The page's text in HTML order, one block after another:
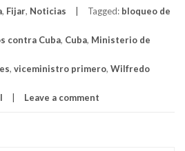
, Fijar, Noticias Tagged: bloqueo de
contra Cuba, Cuba, Ministerio de
, viceministro primero, Wilfredo
Leave a comment